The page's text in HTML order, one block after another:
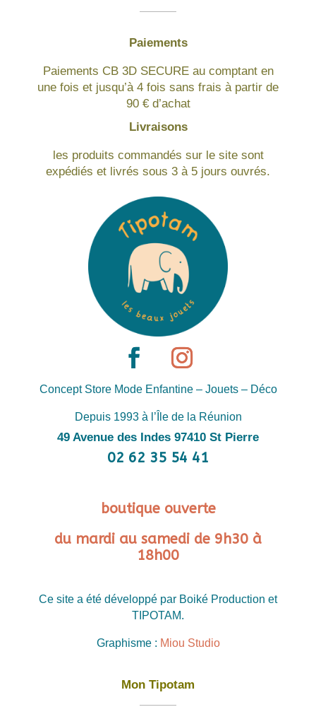
Paiements
Paiements CB 3D SECURE au comptant en
une fois et jusqu’à 4 fois sans frais à partir de
90 € d’achat
Livraisons
les produits commandés sur le site sont
expédiés et livrés sous 3 à 5 jours ouvrés.
Concept Store Mode Enfantine – Jouets – Déco
Depuis 1993 à l’Île de la Réunion
49 Avenue des Indes 97410 St Pierre
02 62 35 54 41
boutique ouverte
du mardi au samedi de 9h30 à
18h00
Ce site a été développé par Boiké Production et
TIPOTAM.
Graphisme : Miou Studio
Mon Tipotam